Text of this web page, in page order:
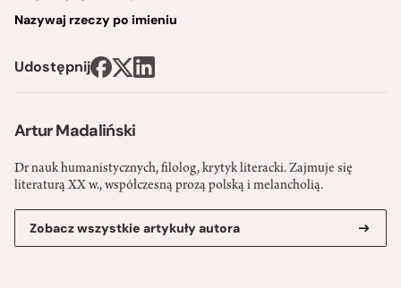
Artur Madaliński
Dr nauk humanistycznych, filolog, krytyk literacki. Zajmuje się
literaturą XX w., współczesną prozą polską i melancholią.
Zobacz wszystkie artykuły autora
Nazywaj rzeczy po imieniu
Udostępnij